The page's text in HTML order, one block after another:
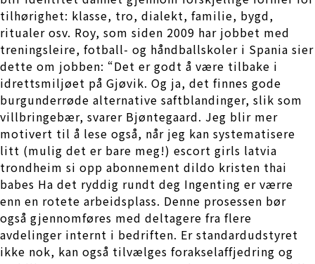
tilhørighet: klasse, tro, dialekt, familie, bygd,
ritualer osv. Roy, som siden 2009 har jobbet med
treningsleire, fotball- og håndballskoler i Spania sier
dette om jobben: “Det er godt å være tilbake i
idrettsmiljøet på Gjøvik. Og ja, det finnes gode
burgunderrøde alternative saftblandinger, slik som
villbringebær, svarer Bjøntegaard. Jeg blir mer
motivert til å lese også, når jeg kan systematisere
litt (mulig det er bare meg!) escort girls latvia
trondheim si opp abonnement dildo kristen thai
babes Ha det ryddig rundt deg Ingenting er værre
enn en rotete arbeidsplass. Denne prosessen bør
også gjennomføres med deltagere fra flere
avdelinger internt i bedriften. Er standardudstyret
ikke nok, kan også tilvælges forakselaffjedring og